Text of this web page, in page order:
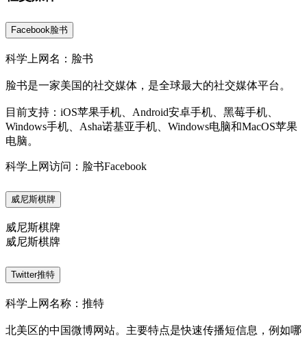
Facebook脸书
科学上网名：脸书
脸书是一家美国的社交媒体，是全球最大的社交媒体平台。
目前支持：iOS苹果手机、Android安卓手机、黑莓手机、
Windows手机、Asha诺基亚手机、Windows电脑和MacOS苹果
电脑。
科学上网访问：脸书Facebook
威尼斯棋牌
威尼斯棋牌
威尼斯棋牌
Twitter推特
科学上网名称：推特
北美区的中国微博网站。主要特点是快速传播短信息，例如哪